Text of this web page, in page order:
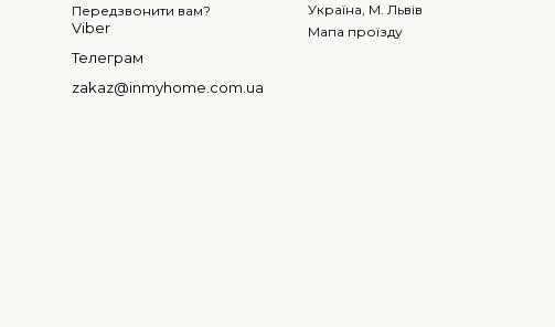
Передзвонити вам?
Viber
Телеграм
zakaz@inmyhome.com.ua
Україна, М. Львів
Мапа проїзду